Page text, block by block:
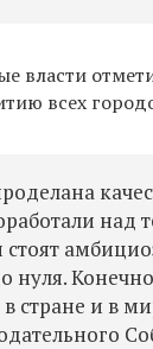
власти
всех
над
стране и в